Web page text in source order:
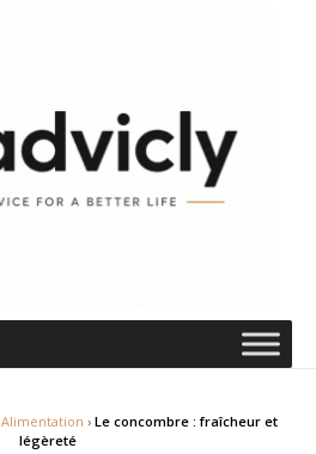
Alimentation › Le concombre : fraîcheur et
légèreté